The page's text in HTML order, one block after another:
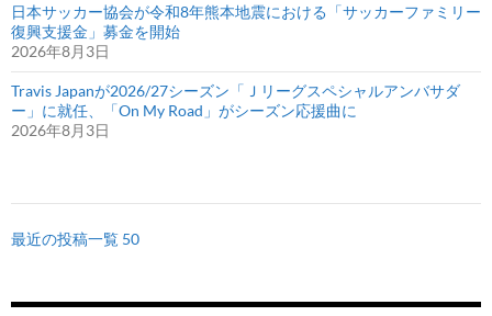
日本サッカー協会が令和8年熊本地震における「サッカーファミリー
復興支援金」募金を開始
2026年8月3日
Travis Japanが2026/27シーズン「Ｊリーグスペシャルアンバサダ
ー」に就任、「On My Road」がシーズン応援曲に
2026年8月3日
最近の投稿一覧 50